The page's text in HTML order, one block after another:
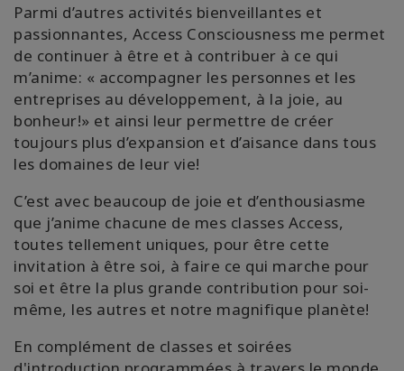
Parmi d’autres activités bienveillantes et
passionnantes, Access Consciousness me permet
de continuer à être et à contribuer à ce qui
m’anime: « accompagner les personnes et les
entreprises au développement, à la joie, au
bonheur!» et ainsi leur permettre de créer
toujours plus d’expansion et d’aisance dans tous
les domaines de leur vie!
C’est avec beaucoup de joie et d’enthousiasme
que j’anime chacune de mes classes Access,
toutes tellement uniques, pour être cette
invitation à être soi, à faire ce qui marche pour
soi et être la plus grande contribution pour soi-
même, les autres et notre magnifique planète!
En complément de classes et soirées